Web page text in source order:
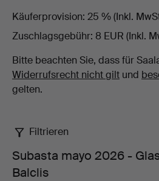
bei
Balclis
Käuferprovision 25 % (Inkl.
Zuschlagsgebühr 8 EUR (Inkl.
Bitte beachten Sie, dass für
Widerrufsrecht nicht gilt und
gelten.
Filtrieren
Subasta mayo 2026 -
Balclis